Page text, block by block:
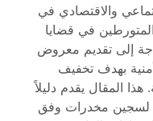
والاقتصادي في
في قضايا
إلى تقديم معروض
بهدف تخفيف
المقال يقدم دليلاً
لسجين مخدرات وفق